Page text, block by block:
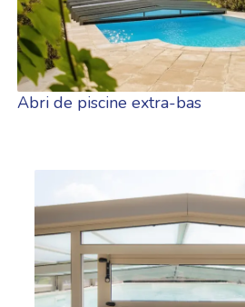
Abri de piscine extra-bas